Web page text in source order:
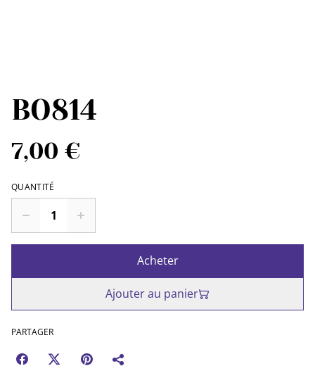
BO814
7,00 €
QUANTITÉ
Acheter
Ajouter au panier
PARTAGER